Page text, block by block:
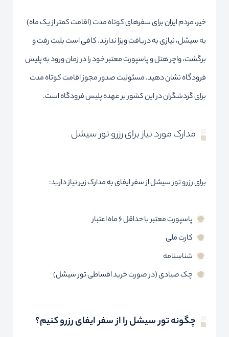
خیر، مردم ایران برای سفرهای کوتاه مدت (اقامت کمتر از یک ماه)
به سیشل، نیازی به دریافت ویزا ندارند. کافی است بلیت رفت و
برگشت، واچر هتل و پاسپورت معتبر خود را در زمان ورود به پلیس
فرودگاه نشان دهید. مسئولیت صدور مجوز اقامت کوتاه مدت
برای گردشگران در این کشور بر عهده پلیس فرودگاه است.
مدارک مورد نیاز برای رزرو تور سیشل
برای رزرو تور سیشل از سفر ایفای به مدارک زیر نیاز دارید:
پاسپورت معتبر با حداقل ۶ ماه اعتبار
کارت ملی
شناسنامه
چک صیادی (در صورت خرید اقساطی تور سیشل)
چگونه تور سیشل را از سفر ایفای رزرو کنیم؟